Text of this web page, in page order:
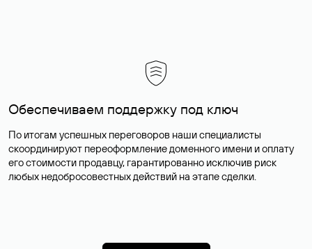
Обеспечиваем поддержку под ключ
По итогам успешных переговоров наши специалисты
скоординируют переоформление доменного имени и оплату
его стоимости продавцу, гарантированно исключив риск
любых недобросовестных действий на этапе сделки.